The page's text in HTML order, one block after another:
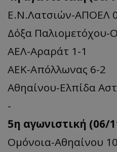
Ε.Ν.Λατσιών-ΑΠΟΕΛ
Δόξα Παλιομετόχου-
ΑΕΛ-Αραράτ 1-1
ΑΕΚ-Απόλλωνας 6-2
Αθηαίνου-Ελπίδα
-
5η αγωνιστική (06/
Ομόνοια-Αθηαίνου